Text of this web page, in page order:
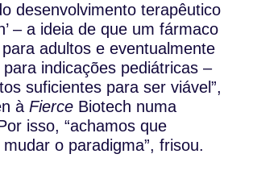
desenvolvimento terapêutico
– a ideia de que um fármaco
adultos e eventualmente
indicações pediátricas –
suficientes para ser viável”,
àFierce Biotech numa
isso, “achamos que
o paradigma”, frisou.